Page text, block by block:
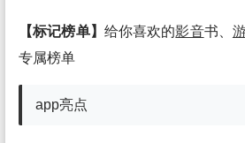
【标记榜单】 给你喜欢的影音书、
专属榜单
app亮点